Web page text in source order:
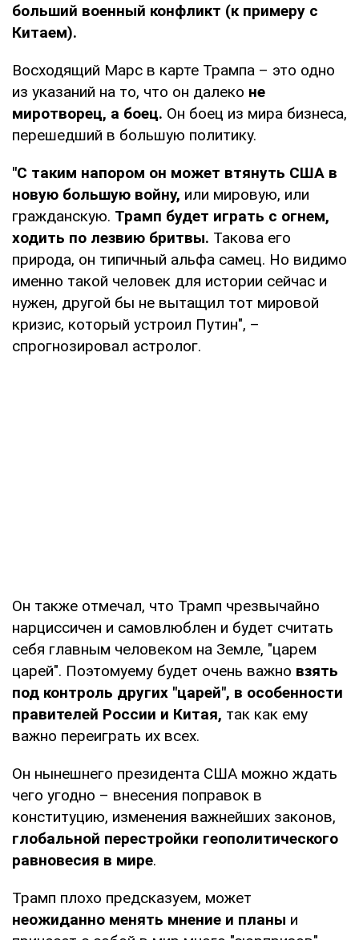
больший военный конфликт (к примеру с
Китаем).
Восходящий Марс в карте Трампа – это одно
из указаний на то, что он далеко не
миротворец, а боец. Он боец из мира бизнеса,
перешедший в большую политику.
"С таким напором он может втянуть США в
новую большую войну, или мировую, или
гражданскую. Трамп будет играть с огнем,
ходить по лезвию бритвы. Такова его
природа, он типичный альфа самец. Но видимо
именно такой человек для истории сейчас и
нужен, другой бы не вытащил тот мировой
кризис, который устроил Путин", –
спрогнозировал астролог.
Он также отмечал, что Трамп чрезвычайно
нарциссичен и самовлюблен и будет считать
себя главным человеком на Земле, "царем
царей". Поэтомуему будет очень важно взять
под контроль других "царей", в особенности
правителей России и Китая, так как ему
важно переиграть их всех.
Он нынешнего президента США можно ждать
чего угодно – внесения поправок в
конституцию, изменения важнейших законов,
глобальной перестройки геополитического
равновесия в мире.
Трамп плохо предсказуем, может
неожиданно менять мнение и планы и